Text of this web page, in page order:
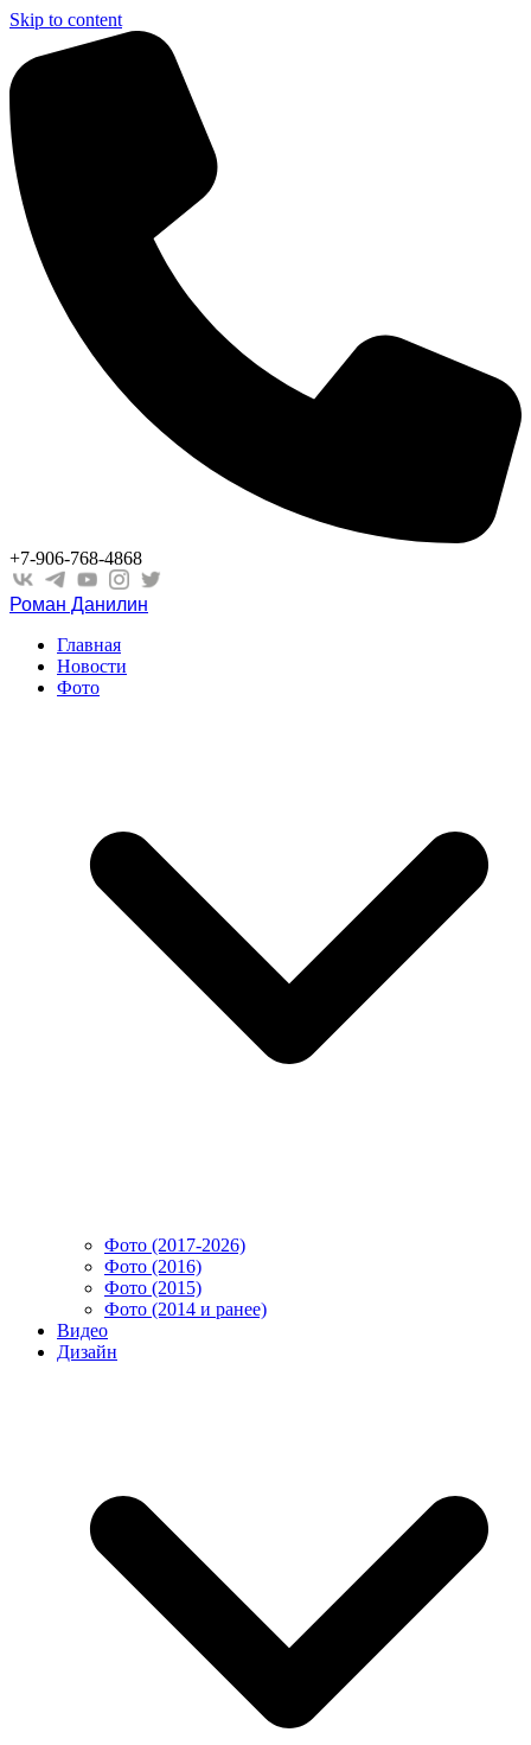
Skip to content
+7-906-768-4868
Роман Данилин
Главная
Новости
Фото
Фото (2017-2026)
Фото (2016)
Фото (2015)
Фото (2014 и ранее)
Видео
Дизайн